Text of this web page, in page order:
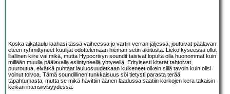
Koska aikataulu laahasi tässä vaiheessa jo vartin verran jäljessä, joutuivat päälavan
eteen ryhmittyneet kuulijat odottelemaan hieman setin aloitusta. Liekö kyseessä ollut
liiallinen kiire vai mikä, mutta Hypocrisyn soundit taisivat lopulta olla huonommat kuin
millään muulla päälavalla esiintyneellä yhtyeellä. Erityisesti kitarat tahtoivat
puuroutua, eivätkä puhtaat lauluosuudetkaan kulkeneet oikein sillä tavoin kuin olisi
voinut toivoa. Tämä soundillinen tunkkaisuus söi tietysti parasta terää
tapahtumasta, mutta se mikä hävittiin äänen laadussa saatiin korkojen kera takaisin
keikan intensiivisyydessä.